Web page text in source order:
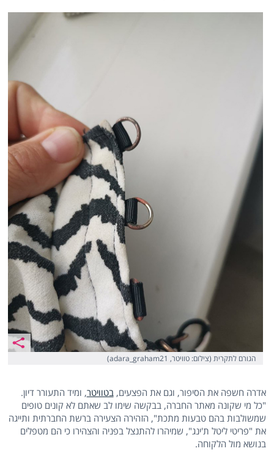
הגורם לתקרית (צילום: טוויטר, adara_graham21)
אדרה חשפה את הסיפור, וגם את הפצעים,בטוויטר, ומיד התעורר דיון.
"כל מי שקונה מאתר החברה, בבקשה שימו לב שאתם לא קונים טופים
שמשולבות בהם טבעות מתכת", הזהירה הצעירה ברשת החברתית ותייגה
את "פריטי ליטל ת'ינג", שמיהרו להתנצל בפניה והצהירו כי הם מטפלים
בנושא מול הלקוחה.